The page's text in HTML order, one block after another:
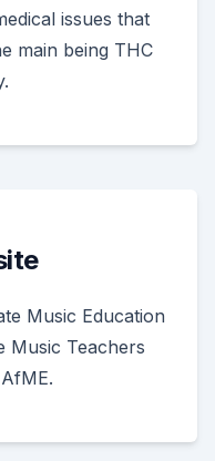
issues that
main being THC
Music Education
Music Teachers